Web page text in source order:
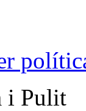
i Pulit